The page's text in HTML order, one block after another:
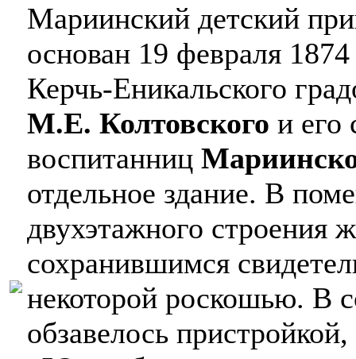
Мариинский детский
основан 19 февраля
Керчь-Еникальского
М.Е. Колтовского и его
воспитанниц
отдельное здание. В
двухэтажного строения
сохранившимся
некоторой роскошью. В
обзавелось